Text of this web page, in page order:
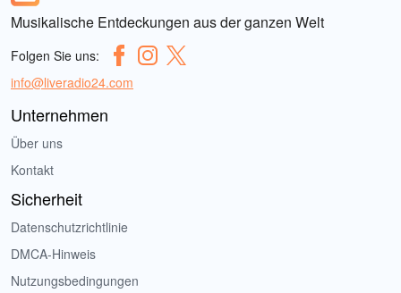
Musikalische Entdeckungen aus der ganzen Welt
Folgen Sie uns:
info@liveradio24.com
Unternehmen
Über uns
Kontakt
Sicherheit
Datenschutzrichtlinie
DMCA-Hinweis
Nutzungsbedingungen